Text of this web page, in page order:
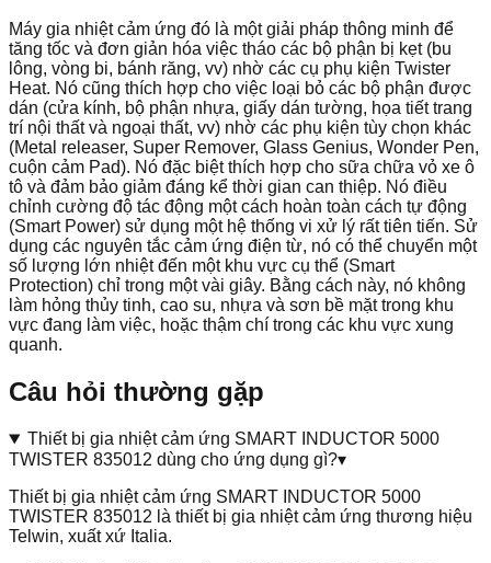
Máy gia nhiệt cảm ứng đó là một giải pháp thông minh để
tăng tốc và đơn giản hóa việc tháo các bộ phận bị kẹt (bu
lông, vòng bi, bánh răng, vv) nhờ các cụ phụ kiện Twister
Heat. Nó cũng thích hợp cho việc loại bỏ các bộ phận được
dán (cửa kính, bộ phận nhựa, giấy dán tường, họa tiết trang
trí nội thất và ngoại thất, vv) nhờ các phụ kiện tùy chọn khác
(Metal releaser, Super Remover, Glass Genius, Wonder Pen,
cuộn cảm Pad). Nó đặc biệt thích hợp cho sữa chữa vỏ xe ô
tô và đảm bảo giảm đáng kể thời gian can thiệp. Nó điều
chỉnh cường độ tác động một cách hoàn toàn cách tự động
(Smart Power) sử dụng một hệ thống vi xử lý rất tiên tiến. Sử
dụng các nguyên tắc cảm ứng điện từ, nó có thể chuyển một
số lượng lớn nhiệt đến một khu vực cụ thể (Smart
Protection) chỉ trong một vài giây. Bằng cách này, nó không
làm hỏng thủy tinh, cao su, nhựa và sơn bề mặt trong khu
vực đang làm việc, hoặc thậm chí trong các khu vực xung
quanh.
Câu hỏi thường gặp
Thiết bị gia nhiệt cảm ứng SMART INDUCTOR 5000
TWISTER 835012 dùng cho ứng dụng gì?▾
Thiết bị gia nhiệt cảm ứng SMART INDUCTOR 5000
TWISTER 835012 là thiết bị gia nhiệt cảm ứng thương hiệu
Telwin, xuất xứ Italia.